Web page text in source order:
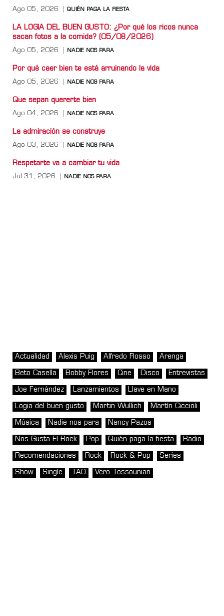
Ago 05, 2026 QUIÉN PAGA LA FIESTA
LA LOGIA DEL BUEN GUSTO: ¿Por qué los ricos nunca
sacan fotos a la comida? (05/08/2026)
Ago 05, 2026 NADIE NOS PARA
Por qué caer bien te está arruinando la vida
Ago 05, 2026 NADIE NOS PARA
Que sepan quererte bien
Ago 04, 2026 NADIE NOS PARA
La admiración se construye
Ago 03, 2026 NADIE NOS PARA
Respetarte va a cambiar tu vida
Jul 31, 2026 NADIE NOS PARA
Actualidad Alexis Puig Alfredo Rosso Arenga
Beto Casella Bobby Flores Cine Disco Entrevistas
Joe Fernández Lanzamientos Llave en Mano
Logia del buen gusto Martin Wullich Martín Ciccioli
Música Nadie nos para Nancy Pazos
Nos Gusta El Rock Pop Quién paga la fiesta Radio
Recomendaciones Rock Rock & Pop Series
Show Single TAO Vero Tossounian